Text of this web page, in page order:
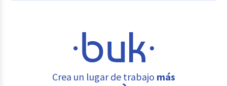
Crea un lugar de trabajo más